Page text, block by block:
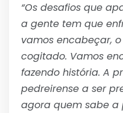
“Os desafios que
a gente tem que
vamos encabeçar,
cogitado. Vamos
fazendo história. A
pedreirense a ser
agora quem sabe